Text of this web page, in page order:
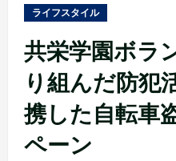
ライフスタイル
共栄学園ボラ
り組んだ防犯
携した自転車
ペーン